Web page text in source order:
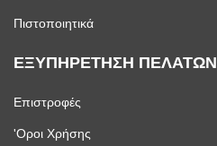
Πιστοποιητικά
ΕΞΥΠΗΡΕΤΗΣΗ ΠΕΛΑΤΩΝ
Επιστροφές
'Οροι Χρήσης